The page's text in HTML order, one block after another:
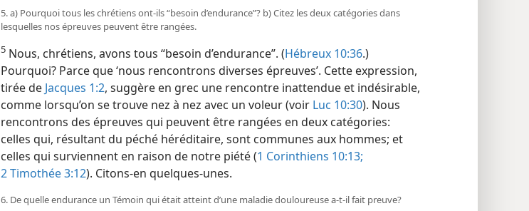
5. a) Pourquoi tous les chrétiens ont-​ils “besoin d’endurance”? b) Citez les deux catégories dans
lesquelles nos épreuves peuvent être rangées.
5 Nous, chrétiens, avons tous “besoin d’endurance”. (Hébreux 10:36.)
Pourquoi? Parce que ‘nous rencontrons diverses épreuves’. Cette expression,
tirée de Jacques 1:2, suggère en grec une rencontre inattendue et indésirable,
comme lorsqu’on se trouve nez à nez avec un voleur (voir Luc 10:30). Nous
rencontrons des épreuves qui peuvent être rangées en deux catégories:
celles qui, résultant du péché héréditaire, sont communes aux hommes; et
celles qui surviennent en raison de notre piété (1 Corinthiens 10:13;
2 Timothée 3:12). Citons-​en quelques-unes.
6. De quelle endurance un Témoin qui était atteint d’une maladie douloureuse a-​t-​il fait preuve?